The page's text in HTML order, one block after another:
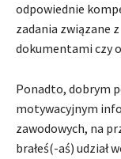
odpowiednie
zadania związane
dokumentami czy
Ponadto, dobrym
motywacyjnym
zawodowych, na
brałeś(-aś) udział